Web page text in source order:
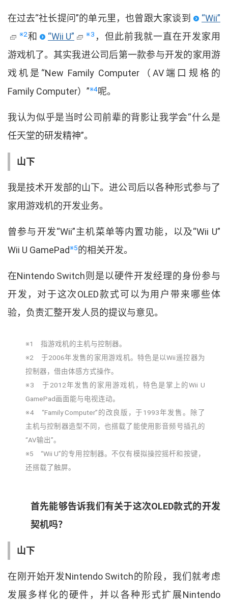
在过去“社长提问”的单元里 ， 也曾跟大家谈到 “Wii”
※2和 “Wii U” ※3 ， 但此前我就一直在开发家用
游戏机了。 其实我进公司后第一款参与开发的家用游
戏机是 “New Family Computer （ AV 端口规格的
Family Computer） ”※4呢。
我认为似乎是当时公司前辈的背影让我学会“什么是
任天堂的研发精神”。
山下
我是技术开发部的山下。 进公司后以各种形式参与了
家用游戏机的开发业务。
曾参与开发“Wii”主机菜单等内置功能， 以及“Wii U”
Wii U GamePad※5的相关开发。
在Nintendo Switch则是以硬件开发经理的身份参与
开发 ， 对于这次OLED款式可以为用户带来哪些体
验， 负责汇整开发人员的提议与意见。
※1 指游戏机的主机与控制器。
※2 于2006年发售的家用游戏机。 特色是以Wii遥控器为
控制器， 借由体感方式操作。
※3 于2012年发售的家用游戏机 ， 特色是掌上的Wii U
GamePad画面能与电视连动。
※4 “Family Computer”的改良版 ， 于1993年发售。
除了
主机与控制器造型不同 ， 也搭载了能使用影音频号插孔的
“AV输出”。
※5 “Wii U”的专用控制器。 不仅有模拟操控摇杆和按键，
还搭载了触屏。
首先能够告诉我们有关于这次OLED款式的开发
契机吗？
山下
在刚开始开发Nintendo Switch的阶段， 我们就考虑
发展多样化的硬件 ， 并以各种形式扩展Nintendo